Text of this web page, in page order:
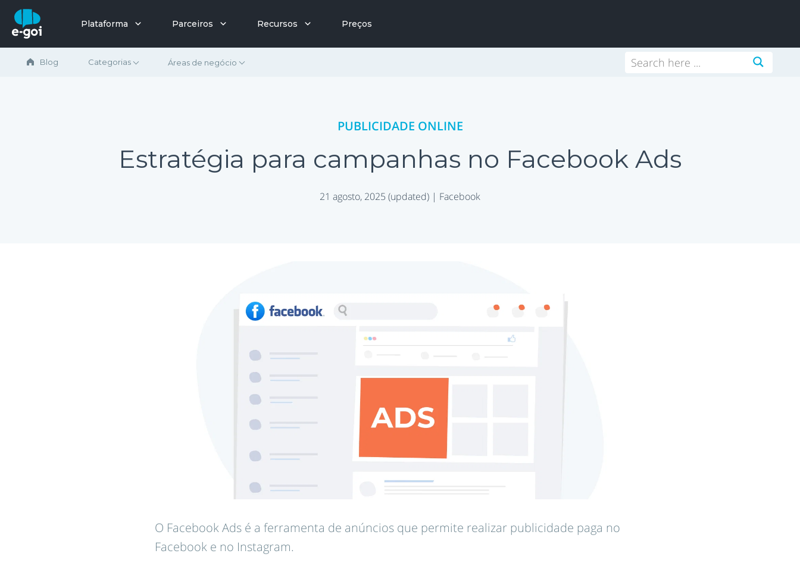
Ir para o conteúdo
Plataforma Parceiros Recursos Preços
Blog Categorias Áreas de negócio
PUBLICIDADE ONLINE
Estratégia para campanhas no Facebook Ads
21 agosto, 2025 (updated) | Facebook
O Facebook Ads é a ferramenta de anúncios que permite realizar publicidade paga no
Facebook e no Instagram.